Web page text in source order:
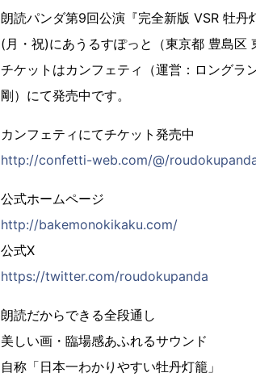
朗読パンダ第9回公演『完全新版 VSR 牡
(月・祝)にあうるすぽっと（東京都 豊島区
チケットはカンフェティ（運営：ロングラ
剛）にて発売中です。
カンフェティにてチケット発売中
http://confetti-web.com/@/
公式ホームページ
http://bakemonokikaku.com/
公式X
https://twitter.com/roudokupanda
朗読だからできる全段通し
美しい画・臨場感あふれるサウンド
自称「日本一わかりやすい牡丹灯籠」